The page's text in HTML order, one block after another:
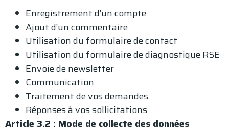
Enregistrement d’un compte
Ajout d’un commentaire
Utilisation du formulaire de contact
Utilisation du formulaire de diagnostique RSE
Envoie de newsletter
Communication
Traitement de vos demandes
Réponses à vos sollicitations
Article 3.2 : Mode de collecte des données